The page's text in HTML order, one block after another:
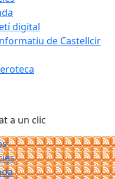
digital
de Castellcir
a un clic